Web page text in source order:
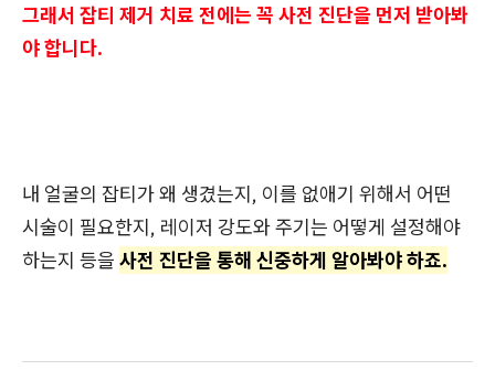
그래서 잡티 제거 치료 전에는 꼭 사전 진단을 먼저 받아봐
야 합니다.
내 얼굴의 잡티가 왜 생겼는지, 이를 없애기 위해서 어떤
시술이 필요한지, 레이저 강도와 주기는 어떻게 설정해야
하는지 등을 사전 진단을 통해 신중하게 알아봐야 하죠.